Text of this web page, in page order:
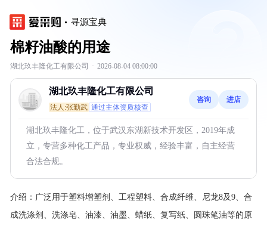
寻源宝典
棉籽油酸的用途
湖北玖丰隆化工有限公司 · 2026-08-04 08:00:00
湖北玖丰隆化工有限公司
法人:张勤武 通过主体资质核查
咨询 进店
湖北玖丰隆化工，位于武汉东湖新技术开发区，2019年成
立，专营多种化工产品，专业权威，经验丰富，自主经营
合法合规。
介绍： 广泛用于塑料增塑剂、工程塑料、合成纤维、尼龙8及9、合
成洗涤剂、洗涤皂、油漆、油墨、蜡纸、复写纸、圆珠笔油等的原